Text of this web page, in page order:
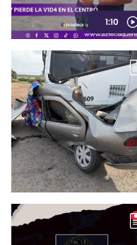
1:10